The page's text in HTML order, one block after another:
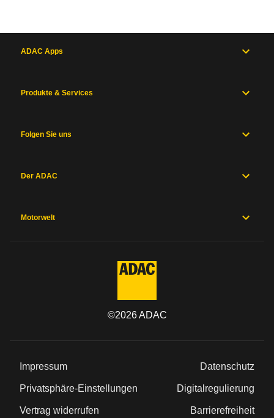
ADAC Apps
Produkte & Services
Folgen Sie uns
Der ADAC
Motorwelt
©2026ADAC
Impressum Datenschutz
Privatsphäre-Einstellungen Digitalregulierung
Vertrag widerrufen Barrierefreiheit